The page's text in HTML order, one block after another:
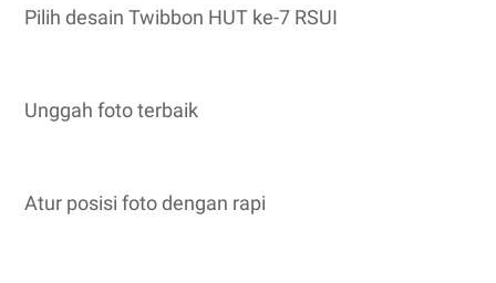
Pilih desain Twibbon HUT ke-7 RSUI
Unggah foto terbaik
Atur posisi foto dengan rapi